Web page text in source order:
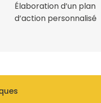
Élaboration d’un plan
d’action personnalisé